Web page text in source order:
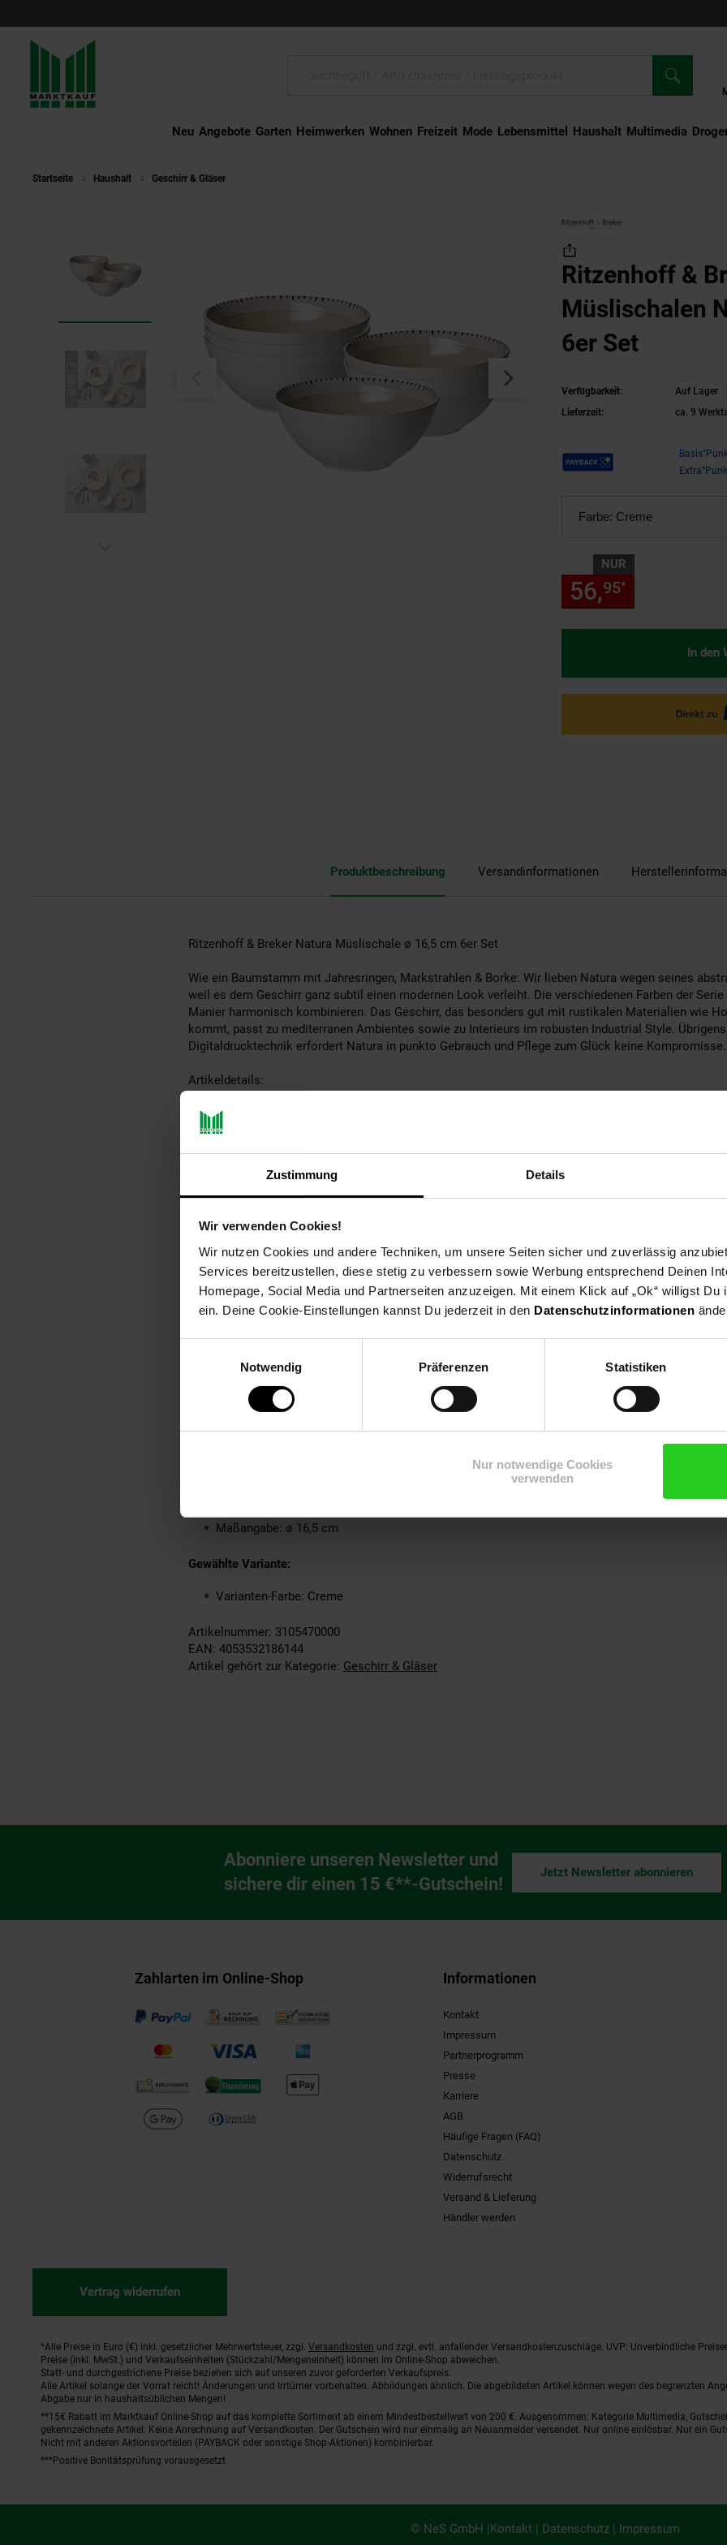
Zustimmung Details
Wir verwenden Cookies!
Wir nutzen Cookies und andere Techniken, um unsere Seiten sicher und zuverlässig
Services bereitzustellen, diese stetig zu verbessern sowie Werbung entsprechend Deinen
Homepage, Social Media und Partnerseiten anzuzeigen. Mit einem Klick auf „Ok“ willigst Du
ein. Deine Cookie-Einstellungen kannst Du jederzeit in den Datenschutzinformationen
Notwendig
Präferenzen Statistiken
Nur notwendige Cookies
verwenden
Neu Angebote Garten Heimwerken Wohnen Freizeit Mode Lebensmittel Haushalt Multimedia
Startseite Haushalt Geschirr & Gläser
Ritzenhoff &
Müslischalen
6er Set
Verfügbarkeit:
Auf Lager
Lieferzeit:
ca. 9
Payback Punkte
Farbe: Creme
NUR
56,95*
In den
Produktbeschreibung Versandinformationen
Ritzenhoff & Breker Natura Müslischale ø 16,5 cm 6er Set
Wie ein Baumstamm mit Jahresringen, Markstrahlen & Borke: Wir lieben Natura wegen seines
weil es dem Geschirr ganz subtil einen modernen Look verleiht. Die verschiedenen Farben der
Manier harmonisch kombinieren. Das Geschirr, das besonders gut mit rustikalen Materialien wie
kommt, passt zu mediterranen Ambientes sowie zu Interieurs im robusten Industrial Style.
Digitaldrucktechnik erfordert Natura in punkto Gebrauch und Pflege zum Glück keine Kompromisse.
Artikeldetails:
Höhe: ca. 7 cm
Inhalt: ca. 650 ml
Lieferumfang: 6× Müslischale
Durchmesser (cm): 16.5
Serien-Bezeichnung: Natura
Elektroprodukt: Nein
Form: Rund
Verantwortliche Person für die EU: Ritzenhoff & Breker GmbH & Co. KG, Industriestraße 21,
GPSR PLZ & Ort: 33014 Bad Driburg
Produkttyp: Müslischalen
Grundpreispflicht: Nein
Kollektion Serie: NATURA
Lieferungsumfang: 6x Schale
Marke: Ritzenhoff & Breker
Maßangabe: ø 16,5 cm
Gewählte Variante:
Varianten-Farbe: Creme
Artikelnummer: 3105470000
EAN: 4053532186144
Artikel gehört zur Kategorie: Geschirr & Gläser
Newsletter Anmeldung
Abonniere unseren Newsletter und
sichere dir einen 15 €**-Gutschein!
Jetzt Newsletter abonnieren
Zahlarten im Online-Shop Informationen
Kontakt
Impressum
Partnerprogramm
Presse
Karriere
AGB
Häufige Fragen (FAQ)
Datenschutz
Widerrufsrecht
Versand & Lieferung
Händler werden
Vertrag widerrufen
Fußnoten
*Alle Preise in Euro (€) inkl. gesetzlicher Mehrwertsteuer, zzgl. Versandkosten und zzgl. evtl. anfallender Versandkostenzuschläge. UVP: Unverbindliche
Preise (inkl. MwSt.) und Verkaufseinheiten (Stückzahl/Mengeneinheit) können im Online-Shop abweichen.
Statt- und durchgestrichene Preise beziehen sich auf unseren zuvor geforderten Verkaufspreis.
Alle Artikel solange der Vorrat reicht! Änderungen und Irrtümer vorbehalten. Abbildungen ähnlich. Die abgebildeten Artikel können wegen des begrenzten
Abgabe nur in haushaltsüblichen Mengen!
**15€ Rabatt im Marktkauf Online-Shop auf das komplette Sortiment ab einem Mindestbestellwert von 200 €. Ausgenommen: Kategorie Multimedia,
gekennzeichnete Artikel. Keine Anrechnung auf Versandkosten. Der Gutschein wird nur einmalig an Neuanmelder versendet. Nur online einlösbar. Nur ein
Nicht mit anderen Aktionsvorteilen (PAYBACK oder sonstige Shop-Aktionen) kombinierbar.
***Positive Bonitätsprüfung vorausgesetzt
© NeS GmbH |Kontakt | Datenschutz | Impressum